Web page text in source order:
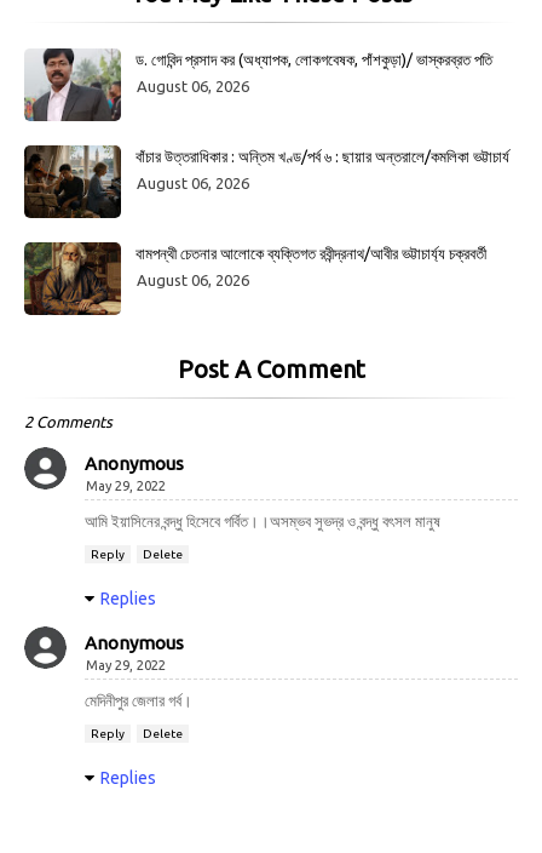
ড. গোবিন্দ প্রসাদ কর (অধ্যাপক, লোকগবেষক, পাঁশকুড়া)/ ভাস্করব্রত পতি
August 06, 2026
বাঁচার উত্তরাধিকার : অন্তিম খণ্ড/পর্ব ৬ : ছায়ার অন্তরালে/কমলিকা ভট্টাচার্য
August 06, 2026
বামপন্থী চেতনার আলোকে ব্যক্তিগত রবীন্দ্রনাথ/আবীর ভট্টাচার্য্য চক্রবর্তী
August 06, 2026
Post A Comment
2 Comments
Anonymous
May 29, 2022
আমি ইয়াসিনের বন্দ্ধু হিসেবে গর্বিত।।অসম্ভব সুভদ্র ও বন্দ্ধু বৎসল মানুষ
Reply Delete
Replies
Anonymous
May 29, 2022
মেদিনীপুর জেলার গর্ব।
Reply Delete
Replies